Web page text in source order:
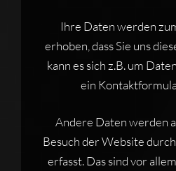
Ihre Daten werden
erhoben, dass Sie uns
kann es sich z.B. um
ein
Andere Daten werden
Besuch der Website
erfasst. Das sind vor